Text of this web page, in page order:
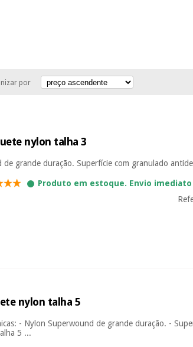
por
nylon talha 3
de grande duração. Superfície com granulado
Produto em estoque. Envio imediato
nylon talha 5
- Nylon Superwound de grande duração. -
5 ...